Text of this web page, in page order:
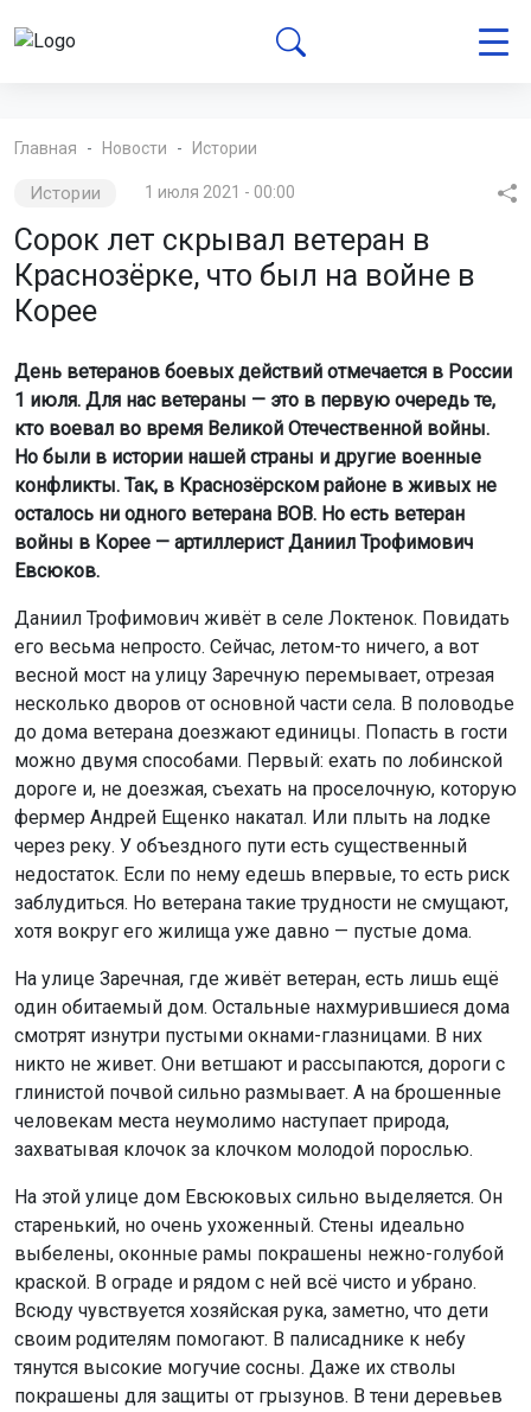
Главная Новости Истории
Истории 1 июля 2021 - 00:00
Сорок лет скрывал ветеран в
Краснозёрке, что был на войне в
Корее
День ветеранов боевых действий отмечается в России
1 июля. Для нас ветераны — это в первую очередь те,
кто воевал во время Великой Отечественной войны.
Но были в истории нашей страны и другие военные
конфликты. Так, в Краснозёрском районе в живых не
осталось ни одного ветерана ВОВ. Но есть ветеран
войны в Корее — артиллерист Даниил Трофимович
Евсюков.
Даниил Трофимович живёт в селе Локтенок. Повидать
его весьма непросто. Сейчас, летом-то ничего, а вот
весной мост на улицу Заречную перемывает, отрезая
несколько дворов от основной части села. В половодье
до дома ветерана доезжают единицы. Попасть в гости
можно двумя способами. Первый: ехать по лобинской
дороге и, не доезжая, съехать на проселочную, которую
фермер Андрей Ещенко накатал. Или плыть на лодке
через реку. У объездного пути есть существенный
недостаток. Если по нему едешь впервые, то есть риск
заблудиться. Но ветерана такие трудности не смущают,
хотя вокруг его жилища уже давно — пустые дома.
На улице Заречная, где живёт ветеран, есть лишь ещё
один обитаемый дом. Остальные нахмурившиеся дома
смотрят изнутри пустыми окнами-глазницами. В них
никто не живет. Они ветшают и рассыпаются, дороги с
глинистой почвой сильно размывает. А на брошенные
человекам места неумолимо наступает природа,
захватывая клочок за клочком молодой порослью.
На этой улице дом Евсюковых сильно выделяется. Он
старенький, но очень ухоженный. Стены идеально
выбелены, оконные рамы покрашены нежно-голубой
краской. В ограде и рядом с ней всё чисто и убрано.
Всюду чувствуется хозяйская рука, заметно, что дети
своим родителям помогают. В палисаднике к небу
тянутся высокие могучие сосны. Даже их стволы
покрашены для защиты от грызунов. В тени деревьев